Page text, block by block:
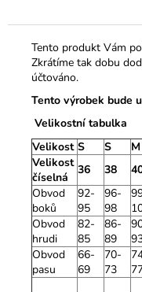
Tento produkt Vám
Zkrátíme tak dobu
účtováno.
Tento výrobek bude
Velikostní tabulka
Velikost S S M
Velikost
číselná
36 38
Obvod
boků
92-
95
96-
98
Obvod
hrudi
82-
85
86-
89
Obvod
pasu
66-
69
70-
73